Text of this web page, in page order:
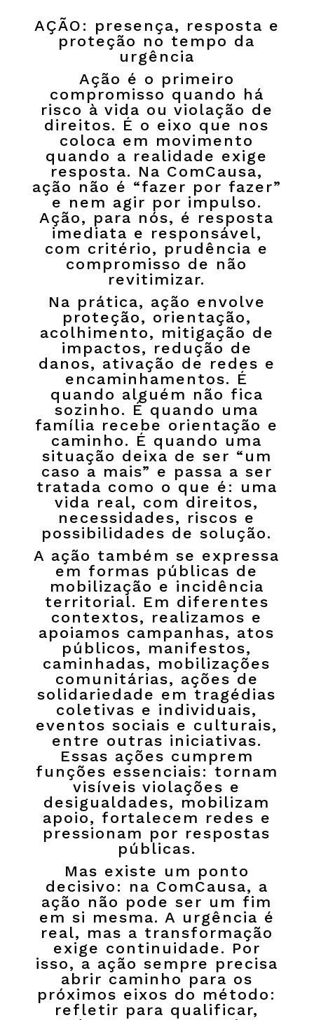
AÇÃO: presença, resposta e
proteção no tempo da
urgência
Ação é o primeiro
compromisso quando há
risco à vida ou violação de
direitos. É o eixo que nos
coloca em movimento
quando a realidade exige
resposta. Na ComCausa,
ação não é “fazer por fazer”
e nem agir por impulso.
Ação, para nós, é resposta
imediata e responsável,
com critério, prudência e
compromisso de não
revitimizar.
Na prática, ação envolve
proteção, orientação,
acolhimento, mitigação de
impactos, redução de
danos, ativação de redes e
encaminhamentos. É
quando alguém não fica
sozinho. É quando uma
família recebe orientação e
caminho. É quando uma
situação deixa de ser “um
caso a mais” e passa a ser
tratada como o que é: uma
vida real, com direitos,
necessidades, riscos e
possibilidades de solução.
A ação também se expressa
em formas públicas de
mobilização e incidência
territorial. Em diferentes
contextos, realizamos e
apoiamos campanhas, atos
públicos, manifestos,
caminhadas, mobilizações
comunitárias, ações de
solidariedade em tragédias
coletivas e individuais,
eventos sociais e culturais,
entre outras iniciativas.
Essas ações cumprem
funções essenciais: tornam
visíveis violações e
desigualdades, mobilizam
apoio, fortalecem redes e
pressionam por respostas
públicas.
Mas existe um ponto
decisivo: na ComCausa, a
ação não pode ser um fim
em si mesma. A urgência é
real, mas a transformação
exige continuidade. Por
isso, a ação sempre precisa
abrir caminho para os
próximos eixos do método:
refletir para qualificar,